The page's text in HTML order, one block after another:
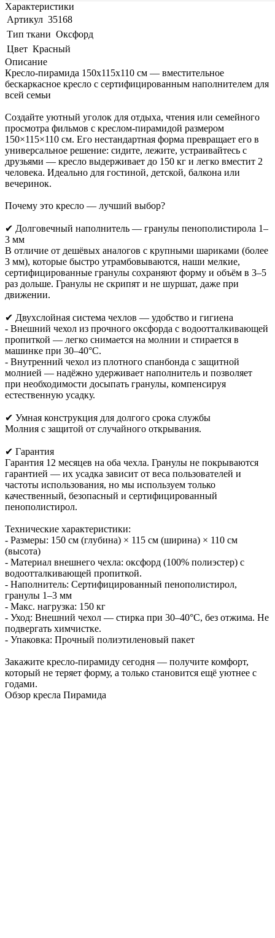
Характеристики
Артикул 35168
Тип ткани Оксфорд
Цвет Красный
Описание
Кресло-пирамида 150x115x110 см — вместительное
бескаркасное кресло с сертифицированным наполнителем для
всей семьи
Создайте уютный уголок для отдыха, чтения или семейного
просмотра фильмов с креслом-пирамидой размером
150×115×110 см. Его нестандартная форма превращает его в
универсальное решение: сидите, лежите, устраивайтесь с
друзьями — кресло выдерживает до 150 кг и легко вместит 2
человека. Идеально для гостиной, детской, балкона или
вечеринок.
Почему это кресло — лучший выбор?
✔ Долговечный наполнитель — гранулы пенополистирола 1–
3 мм
В отличие от дешёвых аналогов с крупными шариками (более
3 мм), которые быстро утрамбовываются, наши мелкие,
сертифицированные гранулы сохраняют форму и объём в 3–5
раз дольше. Гранулы не скрипят и не шуршат, даже при
движении.
✔ Двухслойная система чехлов — удобство и гигиена
- Внешний чехол из прочного оксфорда с водоотталкивающей
пропиткой — легко снимается на молнии и стирается в
машинке при 30–40°C.
- Внутренний чехол из плотного спанбонда с защитной
молнией — надёжно удерживает наполнитель и позволяет
при необходимости досыпать гранулы, компенсируя
естественную усадку.
✔ Умная конструкция для долгого срока службы
Молния с защитой от случайного открывания.
✔ Гарантия
Гарантия 12 месяцев на оба чехла. Гранулы не покрываются
гарантией — их усадка зависит от веса пользователей и
частоты использования, но мы используем только
качественный, безопасный и сертифицированный
пенополистирол.
Технические характеристики:
- Размеры: 150 см (глубина) × 115 см (ширина) × 110 см
(высота)
- Материал внешнего чехла: оксфорд (100% полиэстер) с
водоотталкивающей пропиткой.
- Наполнитель: Сертифицированный пенополистирол,
гранулы 1–3 мм
- Макс. нагрузка: 150 кг
- Уход: Внешний чехол — стирка при 30–40°C, без отжима. Не
подвергать химчистке.
- Упаковка: Прочный полиэтиленовый пакет
Закажите кресло-пирамиду сегодня — получите комфорт,
который не теряет форму, а только становится ещё уютнее с
годами.
Обзор кресла Пирамида